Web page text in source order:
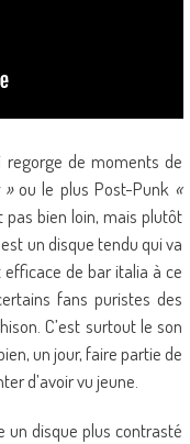
regorge de moments de
»ou le plus Post-Punk «
pas bien loin, mais plutôt
un disque tendu qui va
de bar italia à ce
fans puristes des
C’est surtout le son
un jour, faire partie de
d’avoir vu jeune.
disque plus contrasté